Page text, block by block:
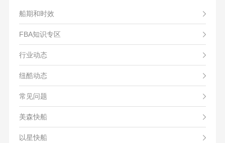
船期和时效
FBA知识专区
行业动态
纽酷动态
常见问题
美森快船
以星快船